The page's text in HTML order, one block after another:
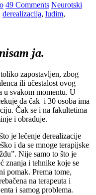
49 Comments Neurotski
derealizacija, ludim,
ja.
zapostavljen, zbog
ili učestalost ovog
u svakom momentu. U
da čak i 30 osoba ima
Čak se i na fakultetima
i obrađuje.
je lečenje derealizacije
i da se mnoge terapijske
Nije samo to što je
znanja i tehnike koje se
pomak. Prema tome,
na terapeuta i
i samog problema.